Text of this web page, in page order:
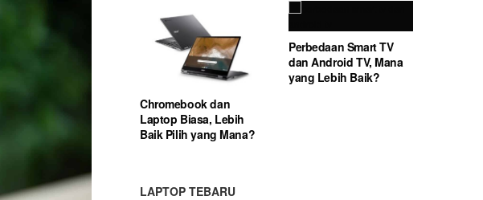
Chromebook dan
Laptop Biasa, Lebih
Baik Pilih yang Mana?
Perbedaan Smart TV
dan Android TV, Mana
yang Lebih Baik?
LAPTOP TEBARU